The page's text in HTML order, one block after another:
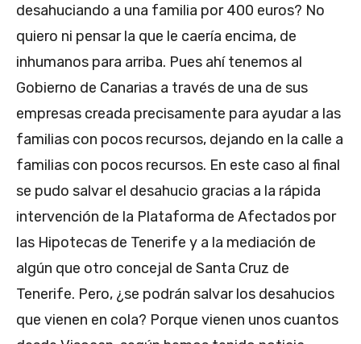
desahuciando a una familia por 400 euros? No
quiero ni pensar la que le caería encima, de
inhumanos para arriba. Pues ahí tenemos al
Gobierno de Canarias a través de una de sus
empresas creada precisamente para ayudar a las
familias con pocos recursos, dejando en la calle a
familias con pocos recursos. En este caso al final
se pudo salvar el desahucio gracias a la rápida
intervención de la Plataforma de Afectados por
las Hipotecas de Tenerife y a la mediación de
algún que otro concejal de Santa Cruz de
Tenerife. Pero, ¿se podrán salvar los desahucios
que vienen en cola? Porque vienen unos cuantos